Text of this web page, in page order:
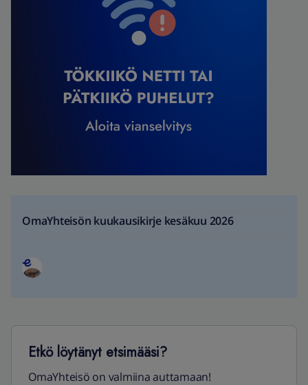
OmaYhteisön kuukausikirje kesäkuu 2026
Etkö löytänyt etsimääsi?
OmaYhteisö on valmiina auttamaan!